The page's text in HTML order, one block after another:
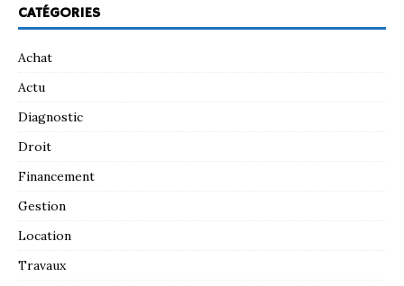
CATÉGORIES
Achat
Actu
Diagnostic
Droit
Financement
Gestion
Location
Travaux